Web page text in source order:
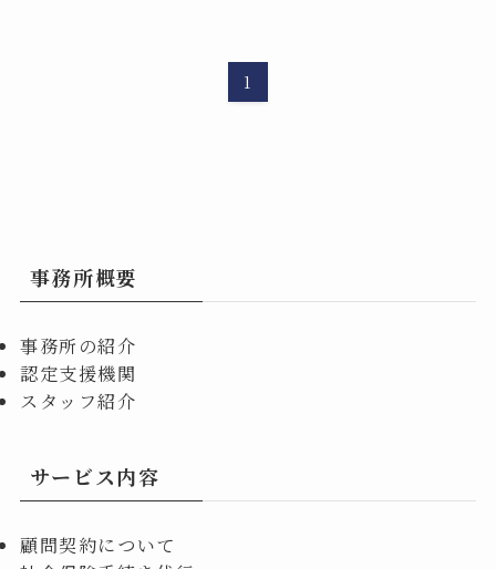
1
事務所概要
事務所の紹介
認定支援機関
スタッフ紹介
サービス内容
顧問契約について